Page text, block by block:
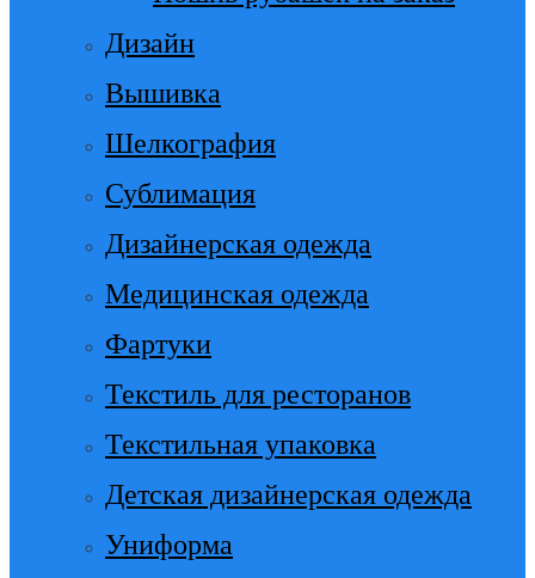
Дизайн
Вышивка
Шелкография
Сублимация
Дизайнерская одежда
Медицинская одежда
Фартуки
Текстиль для ресторанов
Текстильная упаковка
Детская дизайнерская одежда
Униформа